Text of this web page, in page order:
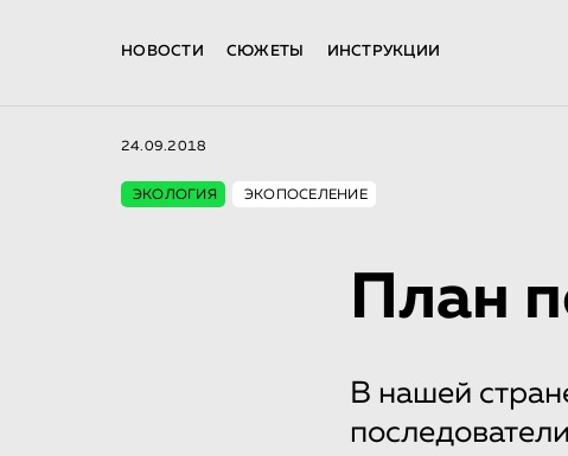
НОВОСТИ СЮЖЕТЫ ИНСТРУКЦИИ
24.09.2018
ЭКОЛОГИЯ ЭКОПОСЕЛЕНИЕ
План
В нашей